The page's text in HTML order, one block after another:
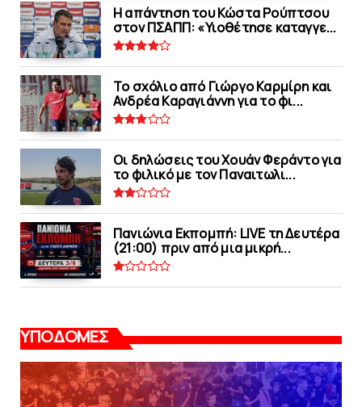
Η απάντηση του Κώστα Ρούπτσου
στον ΠΣΑΠΠ: «Υιοθέτησε καταγγε...
Το σχόλιο από Γιώργο Καρμίρη και
Ανδρέα Καραγιάννη για το φι...
Οι δηλώσεις του Χουάν Φεράντο για
το φιλικό με τoν Παναιτωλι...
Πανιώνια Εκπομπή: LIVE τη Δευτέρα
(21:00) πριν από μια μικρή...
ΥΠΟΔΟΜΕΣ